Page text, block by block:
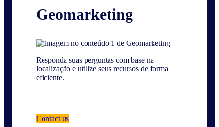
Geomarketing
Responda suas perguntas com base na
localização e utilize seus recursos de forma
eficiente.
Contact us